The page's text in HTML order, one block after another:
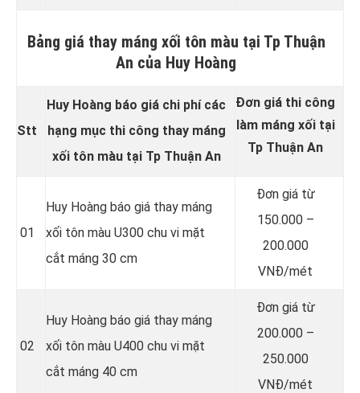
Bảng giá thay máng xối tôn màu tại Tp Thuận
An của Huy Hoàng
Stt
Huy Hoàng báo giá chi phí các
hạng mục thi công thaymáng
xối tôn màutại Tp Thuận An
Đơn giá thi công
làm máng xối tại
Tp Thuận An
01
Huy Hoàng báo giá thay máng
xối tôn màu U300 chu vi mặt
cắt máng 30 cm
Đơn giá từ
150.000 –
200.000
VNĐ/mét
02
Huy Hoàng báo giá thay máng
xối tôn màu U400 chu vi mặt
cắt máng 40 cm
Đơn giá từ
200.000 –
250.000
VNĐ/mét